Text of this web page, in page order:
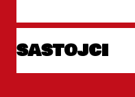
SASTOJCI